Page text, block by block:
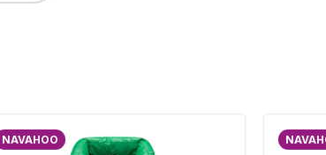
NAVAHOO